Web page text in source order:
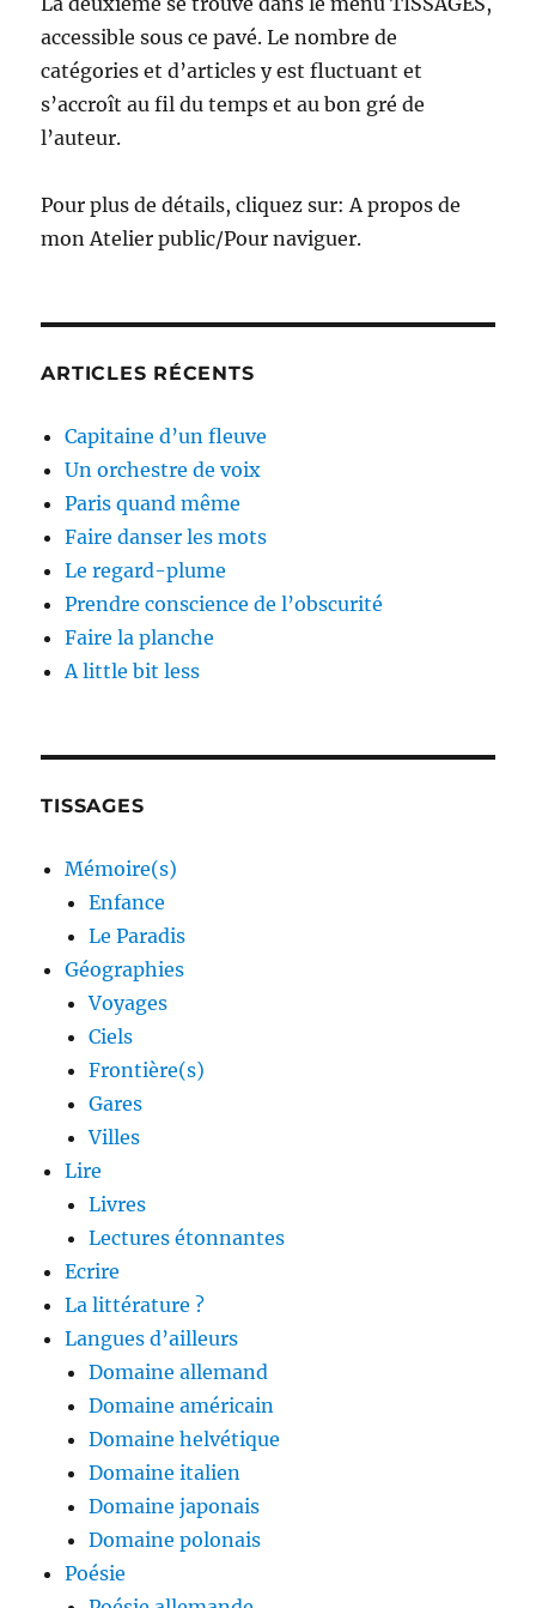
accessible sous ce pavé. Le nombre de
catégories et d’articles y est fluctuant et
s’accroît au fil du temps et au bon gré de
l’auteur.
Pour plus de détails, cliquez sur: A propos de
mon Atelier public/Pour naviguer.
ARTICLES RÉCENTS
Capitaine d’un fleuve
Un orchestre de voix
Paris quand même
Faire danser les mots
Le regard-plume
Prendre conscience de l’obscurité
Faire la planche
A little bit less
TISSAGES
Mémoire(s)
Enfance
Le Paradis
Géographies
Voyages
Ciels
Frontière(s)
Gares
Villes
Lire
Livres
Lectures étonnantes
Ecrire
La littérature ?
Langues d’ailleurs
Domaine allemand
Domaine américain
Domaine helvétique
Domaine italien
Domaine japonais
Domaine polonais
Poésie